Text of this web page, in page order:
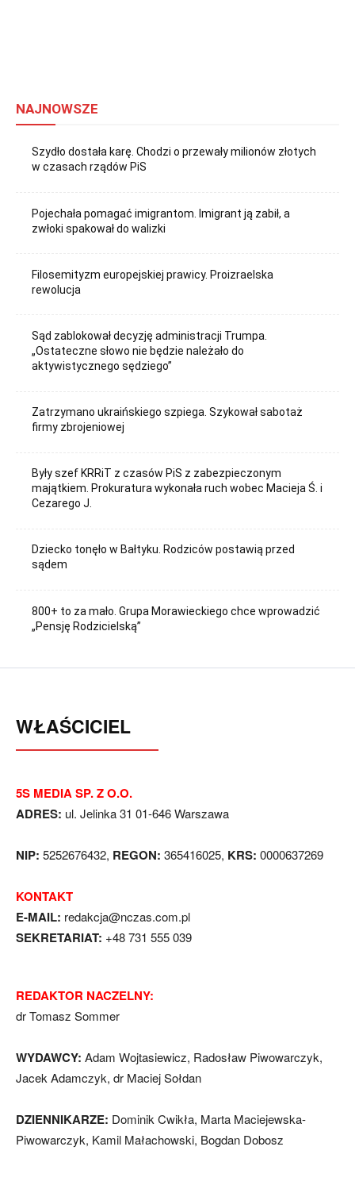
NAJNOWSZE
Szydło dostała karę. Chodzi o przewały milionów złotych
w czasach rządów PiS
Pojechała pomagać imigrantom. Imigrant ją zabił, a
zwłoki spakował do walizki
Filosemityzm europejskiej prawicy. Proizraelska
rewolucja
Sąd zablokował decyzję administracji Trumpa.
„Ostateczne słowo nie będzie należało do
aktywistycznego sędziego”
Zatrzymano ukraińskiego szpiega. Szykował sabotaż
firmy zbrojeniowej
Były szef KRRiT z czasów PiS z zabezpieczonym
majątkiem. Prokuratura wykonała ruch wobec Macieja Ś. i
Cezarego J.
Dziecko tonęło w Bałtyku. Rodziców postawią przed
sądem
800+ to za mało. Grupa Morawieckiego chce wprowadzić
„Pensję Rodzicielską”
WŁAŚCICIEL
5S MEDIA SP. Z O.O.
ADRES: ul. Jelinka 31 01-646 Warszawa
NIP: 5252676432, REGON: 365416025, KRS: 0000637269
KONTAKT
E-MAIL: redakcja@nczas.com.pl
SEKRETARIAT: +48 731 555 039
REDAKTOR NACZELNY:
dr Tomasz Sommer
WYDAWCY: Adam Wojtasiewicz, Radosław Piwowarczyk,
Jacek Adamczyk, dr Maciej Sołdan
DZIENNIKARZE: Dominik Cwikła, Marta Maciejewska-
Piwowarczyk, Kamil Małachowski, Bogdan Dobosz